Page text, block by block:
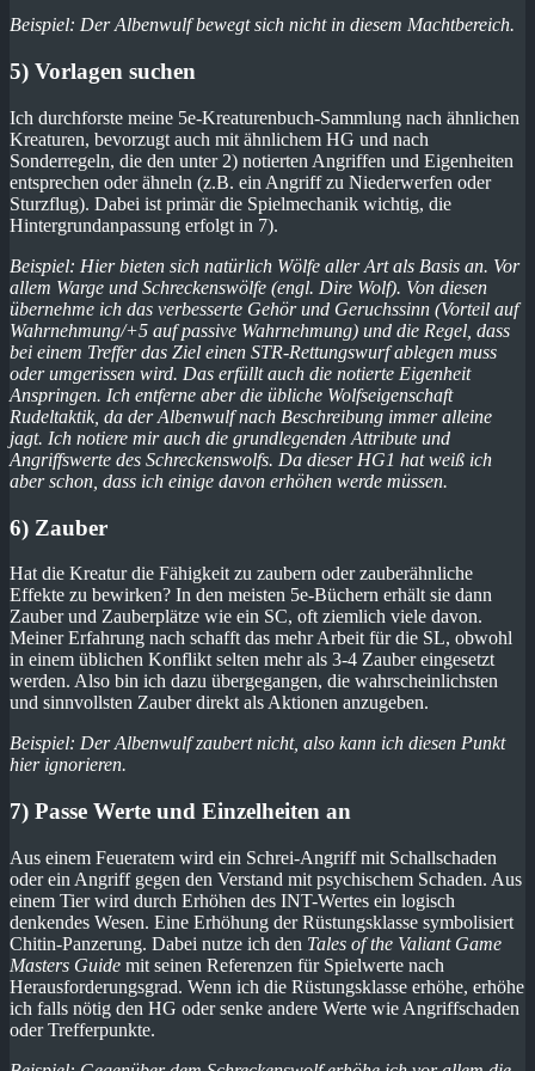
Beispiel: Der Albenwulf bewegt sich nicht in diesem Machtbereich.
5) Vorlagen suchen
Ich durchforste meine 5e-Kreaturenbuch-Sammlung nach ähnlichen
Kreaturen, bevorzugt auch mit ähnlichem HG und nach
Sonderregeln, die den unter 2) notierten Angriffen und Eigenheiten
entsprechen oder ähneln (z.B. ein Angriff zu Niederwerfen oder
Sturzflug). Dabei ist primär die Spielmechanik wichtig, die
Hintergrundanpassung erfolgt in 7).
Beispiel: Hier bieten sich natürlich Wölfe aller Art als Basis an. Vor
allem Warge und Schreckenswölfe (engl. Dire Wolf). Von diesen
übernehme ich das verbesserte Gehör und Geruchssinn (Vorteil auf
Wahrnehmung/+5 auf passive Wahrnehmung) und die Regel, dass
bei einem Treffer das Ziel einen STR-Rettungswurf ablegen muss
oder umgerissen wird. Das erfüllt auch die notierte Eigenheit
Anspringen. Ich entferne aber die übliche Wolfseigenschaft
Rudeltaktik, da der Albenwulf nach Beschreibung immer alleine
jagt. Ich notiere mir auch die grundlegenden Attribute und
Angriffswerte des Schreckenswolfs. Da dieser HG1 hat weiß ich
aber schon, dass ich einige davon erhöhen werde müssen.
6) Zauber
Hat die Kreatur die Fähigkeit zu zaubern oder zauberähnliche
Effekte zu bewirken? In den meisten 5e-Büchern erhält sie dann
Zauber und Zauberplätze wie ein SC, oft ziemlich viele davon.
Meiner Erfahrung nach schafft das mehr Arbeit für die SL, obwohl
in einem üblichen Konflikt selten mehr als 3-4 Zauber eingesetzt
werden. Also bin ich dazu übergegangen, die wahrscheinlichsten
und sinnvollsten Zauber direkt als Aktionen anzugeben.
Beispiel: Der Albenwulf zaubert nicht, also kann ich diesen Punkt
hier ignorieren.
7) Passe Werte und Einzelheiten an
Aus einem Feueratem wird ein Schrei-Angriff mit Schallschaden
oder ein Angriff gegen den Verstand mit psychischem Schaden. Aus
einem Tier wird durch Erhöhen des INT-Wertes ein logisch
denkendes Wesen. Eine Erhöhung der Rüstungsklasse symbolisiert
Chitin-Panzerung. Dabei nutze ich den Tales of the Valiant Game
Masters Guide mit seinen Referenzen für Spielwerte nach
Herausforderungsgrad. Wenn ich die Rüstungsklasse erhöhe, erhöhe
ich falls nötig den HG oder senke andere Werte wie Angriffschaden
oder Trefferpunkte.